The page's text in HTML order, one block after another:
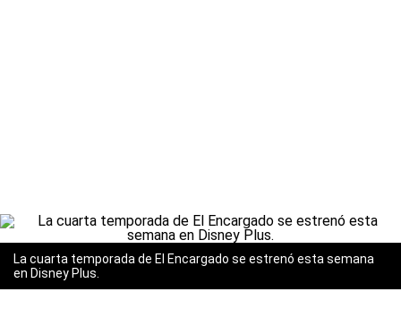
La cuarta temporada de El Encargado se estrenó esta semana
en Disney Plus.